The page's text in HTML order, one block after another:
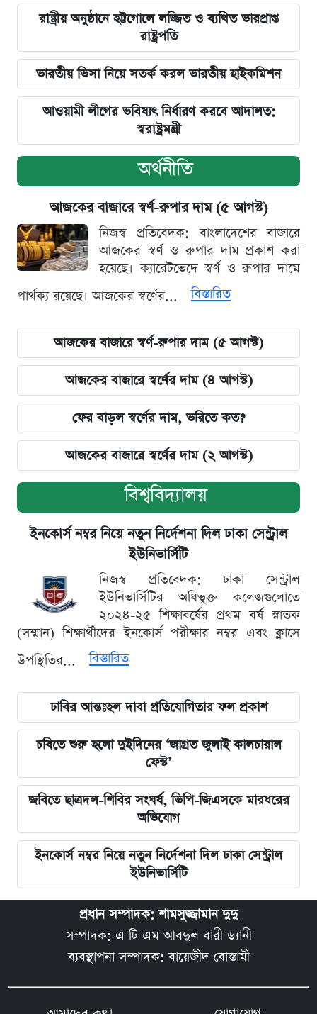
রাষ্ট্রীয় অনুষ্ঠানে হট্টগোলে লজ্জিত ও ব্যথিত ভারপ্রাপ্ত
রাষ্ট্রপতি
ভারতীয় ভিসা নিয়ে সতর্ক করল ভারতীয় হাইকমিশন
আওয়ামী লীগের ভবিষ্যৎ নির্ধারণ করবে আদালত:
স্বরাষ্ট্রমন্ত্রী
অর্থনীতি
আজকের বাজারে স্বর্ণ-রুপার দাম (৫ আগস্ট)
নিজস্ব প্রতিবেদক: বাংলাদেশের বাজারে
আজকের স্বর্ণ ও রুপার দাম প্রকাশ করা
হয়েছে। ক্যারেটভেদে স্বর্ণ ও রুপার দামে
পার্থক্য রয়েছে। আজকের স্বর্ণের...
বিস্তারিত
আজকের বাজারে স্বর্ণ-রুপার দাম (৫ আগস্ট)
আজকের বাজারে স্বর্ণের দাম (৪ আগস্ট)
ফের বাড়ল স্বর্ণের দাম, ভরিতে কত?
আজকের বাজারে স্বর্ণের দাম (২ আগস্ট)
বিশ্ববিদ্যালয়
ইনকোর্স নম্বর নিয়ে নতুন নির্দেশনা দিল ঢাকা সেন্ট্রাল
ইউনিভার্সিটি
নিজস্ব প্রতিবেদক: ঢাকা সেন্ট্রাল
ইউনিভার্সিটির অধিভুক্ত কলেজগুলোতে
২০২৪-২৫ শিক্ষাবর্ষের প্রথম বর্ষ স্নাতক
(সম্মান) শিক্ষার্থীদের ইনকোর্স পরীক্ষার নম্বর এবং ক্লাসে
উপস্থিতির...
বিস্তারিত
ঢাবির আন্তঃহল দাবা প্রতিযোগিতার ফল প্রকাশ
চবিতে শুরু হলো দুইদিনের ‘জাগ্রত জুলাই কালচারাল
ফেস্ট’
জবিতে ছাত্রদল-শিবির সংঘর্ষ, ভিপি-জিএসকে মারধরের
অভিযোগ
ইনকোর্স নম্বর নিয়ে নতুন নির্দেশনা দিল ঢাকা সেন্ট্রাল
ইউনিভার্সিটি
প্রধান সম্পাদক: শামসুজ্জামান দুদু
সম্পাদক: এ টি এম আবদুল বারী ড্যানী
ব্যবস্থাপনা সম্পাদক: বায়েজীদ বোস্তামী